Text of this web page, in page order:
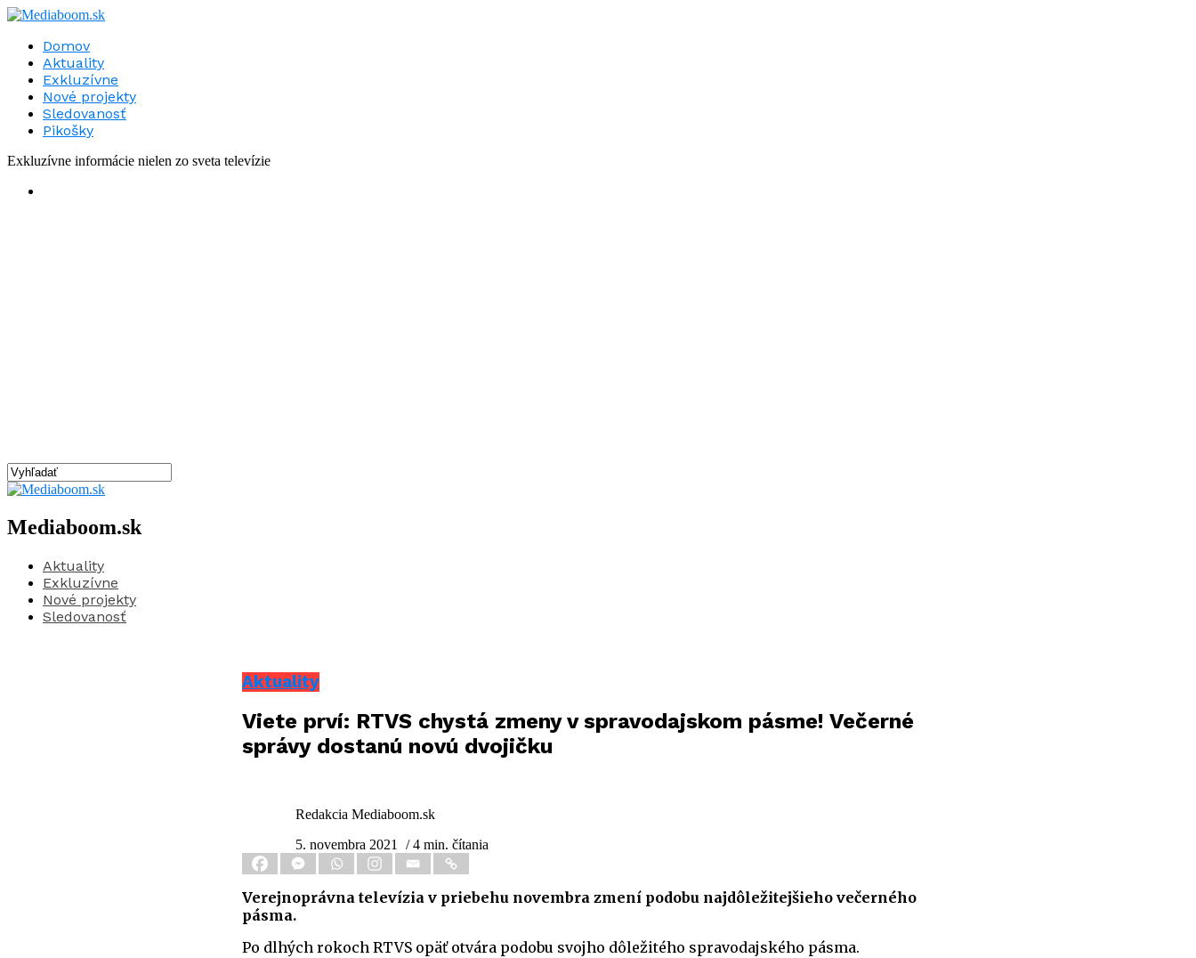
Domov
Aktuality
Exkluzívne
Nové projekty
Sledovanosť
Pikošky
Exkluzívne informácie nielen zo sveta televízie
Mediaboom.sk
Aktuality
Exkluzívne
Nové projekty
Sledovanosť
Aktuality
Viete prví: RTVS chystá zmeny v spravodajskom pásme! Večerné
správy dostanú novú dvojičku
Redakcia Mediaboom.sk
5. novembra 2021
/ 4 min. čítania
Verejnoprávna televízia v priebehu novembra zmení podobu najdôležitejšieho večerného
pásma.
Po dlhých rokoch RTVS opäť otvára podobu svojho dôležitého spravodajského pásma.